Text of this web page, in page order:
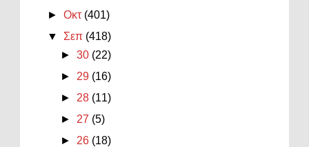
►Οκτ (401)
▼ Σεπ (418)
►30 (22)
► 29 (16)
► 28 (11)
► 27 (5)
► 26 (18)